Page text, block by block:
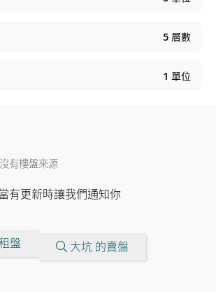
5 層數
1 單位
有樓盤來源
有更新時讓我們通知你
盤 大坑 的賣盤